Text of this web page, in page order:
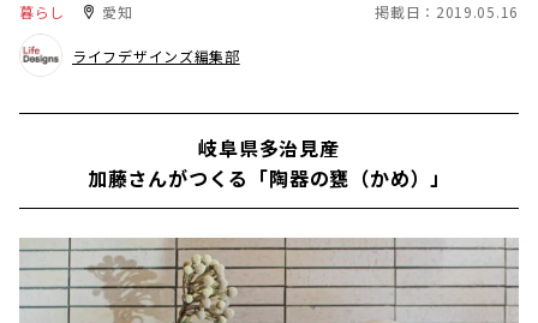
暮らし 愛知 掲載日：2019.05.16
ライフデザインズ編集部
岐阜県多治見産
加藤さんがつくる「陶器の甕（かめ）」